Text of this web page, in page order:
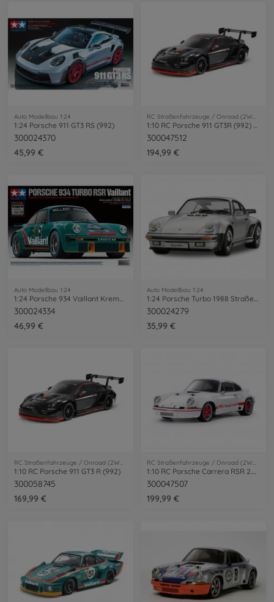
Auto Modellbau 1:24
1:24 Porsche 911 GT3 RS (992)
300024370
45,99 €
RC Straßenfahrzeuge / Onroad (2WD/4WD)
1:10 RC Porsche 911 GT3R (992) Lac.TT-02
300047512
194,99 €
Auto Modellbau 1:24
300024334
46,99 €
Auto Modellbau 1:24
300024279
35,99 €
RC Straßenfahrzeuge / Onroad (2WD/4WD)
1:10 RC Porsche 911 GT3 R (992)
300058745
169,99 €
RC Straßenfahrzeuge / Onroad (2WD/4WD)
1:10 RC Porsche Carrera RSR 2.8 La.BT-01
300047507
199,99 €